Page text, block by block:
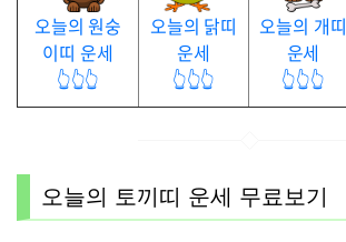
오늘의 원숭
이띠 운세
👆👆👆
오늘의 닭띠
운세
👆👆👆
오늘의 개띠
운세
👆👆👆
오늘의 토끼띠 운세 무료보기